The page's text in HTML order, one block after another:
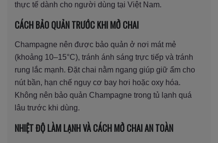
thực tế dành cho người dùng tại Việt Nam.
CÁCH BẢO QUẢN TRƯỚC KHI MỞ CHAI
Champagne nên được bảo quản ở nơi mát mẻ
(khoảng 10–15°C), tránh ánh sáng trực tiếp và tránh
rung lắc mạnh. Đặt chai nằm ngang giúp giữ ẩm cho
nút bần, hạn chế nguy cơ bay hơi hoặc oxy hóa.
Không nên bảo quản Champagne trong tủ lạnh quá
lâu trước khi dùng.
NHIỆT ĐỘ LÀM LẠNH VÀ CÁCH MỞ CHAI AN TOÀN